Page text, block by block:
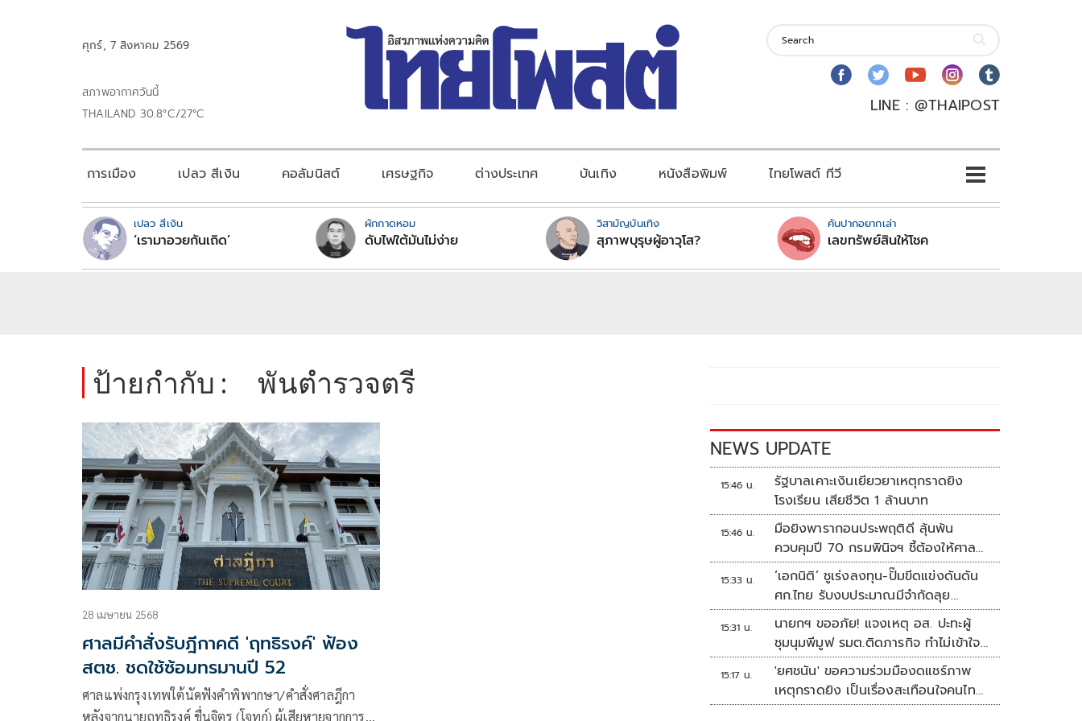
ศุกร์, 7 สิงหาคม 2569
สภาพอากาศวันนี้
THAILAND 30.8°C/27°C
LINE : @THAIPOST
การเมือง เปลว สีเงิน คอลัมนิสต์ เศรษฐกิจ ต่างประเทศ บันเทิง หนังสือพิมพ์ ไทยโพสต์ ทีวี
เปลว สีเงิน
‘เรามาอวยกันเถิด’
ผักกาดหอม
ดับไฟใต้มันไม่ง่าย
วิสามัญบันเทิง
สุภาพบุรุษผู้อาวุโส?
คันปากอยากเล่า
เลขทรัพย์สินให้โชค
ป้ายกำกับ : พันตำรวจตรี
28 เมษายน 2568
ศาลมีคำสั่งรับฎีกาคดี 'ฤทธิรงค์' ฟ้อง
สตช. ชดใช้ซ้อมทรมานปี 52
ศาลแพ่งกรุงเทพใต้นัดฟังคำพิพากษา/คำสั่งศาลฎีกา
หลังจากนายฤทธิรงค์ ชื่นจิตร (โจทก์) ผู้เสียหายจากการถูก
NEWS UPDATE
15:46 น.
รัฐบาลเคาะเงินเยียวยาเหตุกราดยิง
โรงเรียน เสียชีวิต 1 ล้านบาท
15:46 น.
มือยิงพารากอนประพฤติดี ลุ้นพ้น
ควบคุมปี 70 กรมพินิจฯ ชี้ต้องให้ศาล
ตัดสิน
15:33 น.
‘เอกนิติ’ ชูเร่งลงทุน-ปั๊มขีดแข่งดันดัน
ศก.ไทย รับงบประมาณมีจำกัดลุย
งัด5Tปูพรมโตยาว
15:31 น.
นายกฯ ขออภัย! แจงเหตุ อส. ปะทะผู้
ชุมนุมพีมูฟ รมต.ติดภารกิจ ทำไม่เข้าใจ
กัน ยันพร้อมคุยหาทางออก
15:17 น.
'ยศชนัน' ขอความร่วมมืองดแชร์ภาพ
เหตุกราดยิง เป็นเรื่องสะเทือนใจคนไทย
ทั้งประเทศ